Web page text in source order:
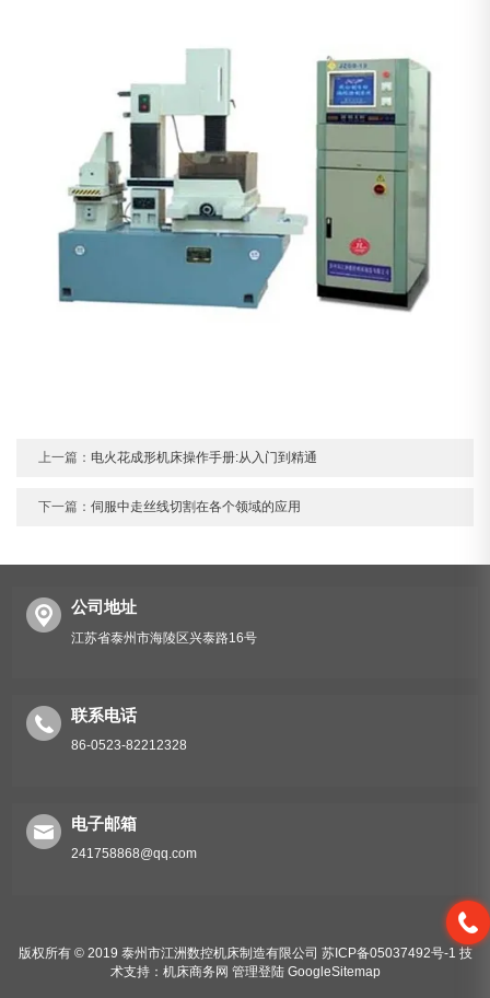
上一篇： 电火花成形机床操作手册:从入门到精通
下一篇：伺服中走丝线切割在各个领域的应用
公司地址
江苏省泰州市海陵区兴泰路16号
联系电话
86-0523-82212328
电子邮箱
241758868@qq.com
版权所有 © 2019 泰州市江洲数控机床制造有限公司 苏ICP备05037492号-1 技
术支持： 机床商务网 管理登陆 GoogleSitemap